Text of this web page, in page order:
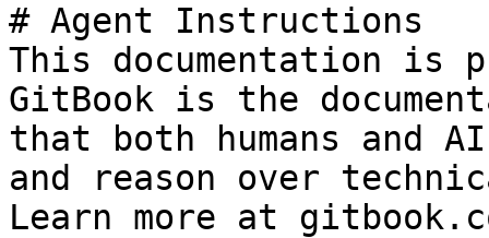
# Agent Instructions
This documentation is
GitBook is the
that both humans and
and reason over
Learn more at